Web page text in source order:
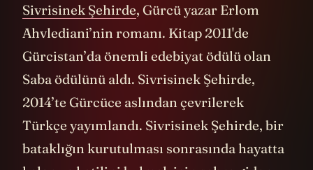
Sivrisinek Şehirde, Gürcü yazar Erlom
Ahvlediani’nin romanı. Kitap 2011'de
Gürcistan’da önemli edebiyat ödülü olan
Saba ödülünü aldı. Sivrisinek Şehirde,
2014’te Gürcüce aslından çevrilerek
Türkçe yayımlandı. Sivrisinek Şehirde, bir
bataklığın kurutulması sonrasında hayatta